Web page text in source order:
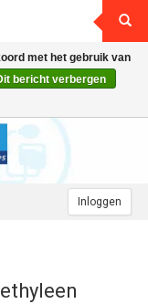
Inloggen
met het gebruik van
bericht verbergen